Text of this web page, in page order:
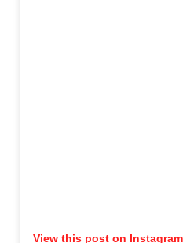
View this post on Instagram